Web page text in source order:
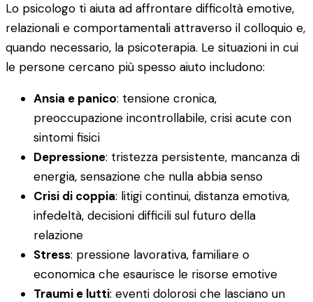
Lo psicologo ti aiuta ad affrontare difficoltà emotive,
relazionali e comportamentali attraverso il colloquio e,
quando necessario, la psicoterapia. Le situazioni in cui
le persone cercano più spesso aiuto includono:
Ansia e panico: tensione cronica,
preoccupazione incontrollabile, crisi acute con
sintomi fisici
Depressione: tristezza persistente, mancanza di
energia, sensazione che nulla abbia senso
Crisi di coppia: litigi continui, distanza emotiva,
infedeltà, decisioni difficili sul futuro della
relazione
Stress: pressione lavorativa, familiare o
economica che esaurisce le risorse emotive
Traumi e lutti: eventi dolorosi che lasciano un